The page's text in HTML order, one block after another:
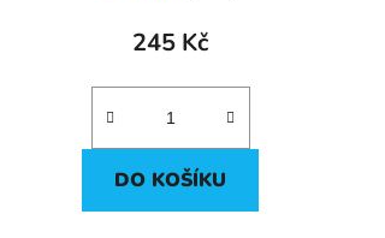
245 Kč
DO KOŠÍKU